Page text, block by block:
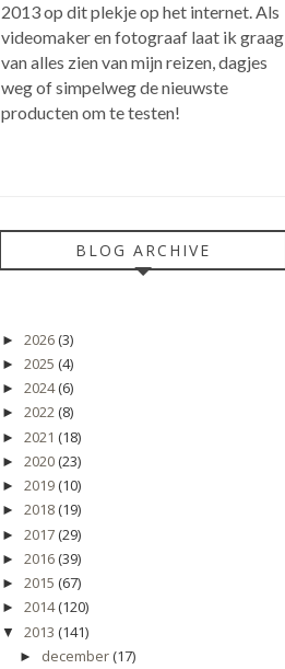
2013 op dit plekje op het internet. Als
videomaker en fotograaf laat ik graag
van alles zien van mijn reizen, dagjes
weg of simpelweg de nieuwste
producten om te testen!
BLOG ARCHIVE
► 2026(3)
► 2025 (4)
► 2024(6)
► 2022(8)
► 2021 (18)
► 2020(23)
► 2019(10)
► 2018(19)
► 2017(29)
► 2016(39)
► 2015 (67)
► 2014(120)
▼ 2013 (141)
► december(17)